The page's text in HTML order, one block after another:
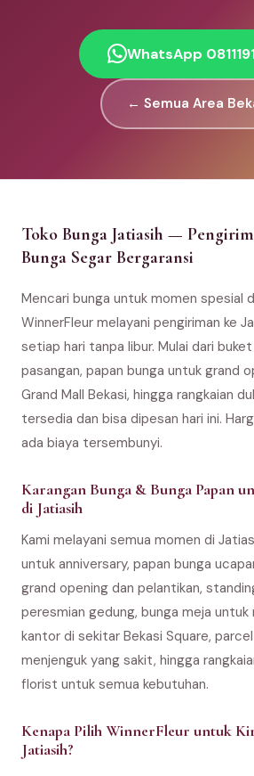
WhatsApp
← Semua Area
Toko Bunga Jatiasih —
Bunga Segar Bergaransi
Mencari bunga untuk momen spesial
WinnerFleur melayani pengiriman ke
setiap hari tanpa libur. Mulai dari
pasangan, papan bunga untuk grand
Grand Mall Bekasi, hingga rangkaian
tersedia dan bisa dipesan hari ini.
ada biaya tersembunyi.
Karangan Bunga & Bunga Papan
di Jatiasih
Kami melayani semua momen di
untuk anniversary, papan bunga
grand opening dan pelantikan,
peresmian gedung, bunga meja
kantor di sekitar Bekasi Square,
menjenguk yang sakit, hingga
florist untuk semua kebutuhan.
Kenapa Pilih WinnerFleur untuk
Jatiasih?